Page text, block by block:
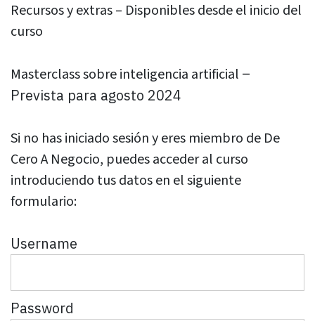
Recursos y extras – Disponibles desde el inicio del
curso
Masterclass sobre inteligencia artificial –
Prevista para agosto 2024
Si no has iniciado sesión y eres miembro de De
Cero A Negocio, puedes acceder al curso
introduciendo tus datos en el siguiente
formulario:
Username
Password